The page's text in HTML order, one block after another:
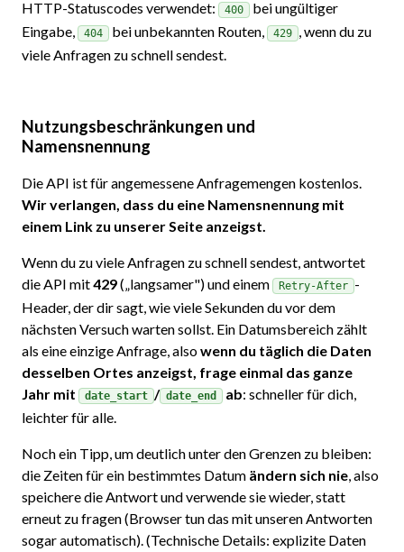
HTTP-Statuscodes verwendet: 400
bei ungültiger
Eingabe,
404 bei unbekannten Routen, 429
, wenn du zu
viele Anfragen zu schnell sendest.
Nutzungsbeschränkungen und
Namensnennung
Die API ist für angemessene Anfragemengen kostenlos.
Wir verlangen, dass du eine Namensnennung mit
einem Link zu unserer Seite anzeigst.
Wenn du zu viele Anfragen zu schnell sendest, antwortet
die API mit429(„langsamer") und einem Retry-After -
Header, der dir sagt, wie viele Sekunden du vor dem
nächsten Versuch warten sollst. Ein Datumsbereich zählt
als eine einzige Anfrage, alsowenn du täglich die Daten
desselben Ortes anzeigst, frage einmal das ganze
Jahr mit
date_start / date_end ab: schneller für dich,
leichter für alle.
Noch ein Tipp, um deutlich unter den Grenzen zu bleiben:
die Zeiten für ein bestimmtes Datum ändern sich nie, also
speichere die Antwort und verwende sie wieder, statt
erneut zu fragen (Browser tun das mit unseren Antworten
sogar automatisch). (Technische Details: explizite Daten